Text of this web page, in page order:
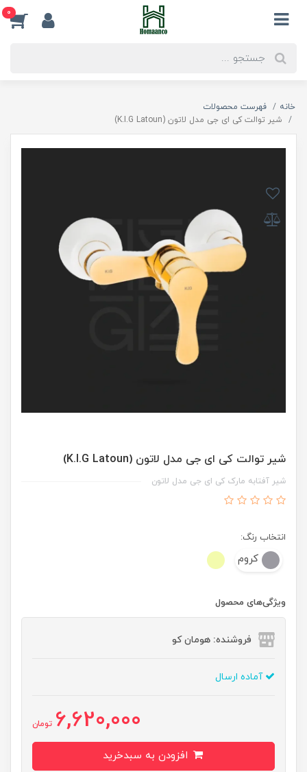
0
خانه
فهرست محصولات
شیر توالت کی ای جی مدل لاتون (K.I.G Latoun)
شیر توالت کی ای جی مدل لاتون (K.I.G Latoun)
شیر آفتابه مارک کی ای جی مدل لاتون
انتخاب رنگ:
کروم
ویژگی‌های محصول
فروشنده: هومان کو
آماده ارسال
6,620,000 تومان